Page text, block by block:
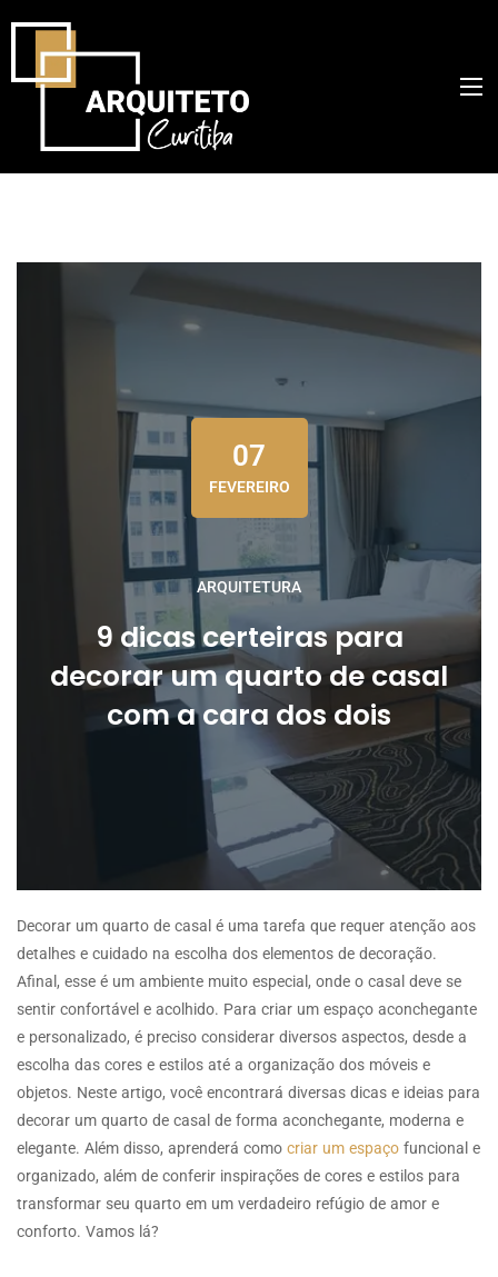
07
FEVEREIRO
ARQUITETURA
9 dicas certeiras para
decorar um quarto de casal
com a cara dos dois
Decorar um quarto de casal é uma tarefa que requer atenção aos
detalhes e cuidado na escolha dos elementos de decoração.
Afinal, esse é um ambiente muito especial, onde o casal deve se
sentir confortável e acolhido. Para criar um espaço aconchegante
e personalizado, é preciso considerar diversos aspectos, desde a
escolha das cores e estilos até a organização dos móveis e
objetos. Neste artigo, você encontrará diversas dicas e ideias para
decorar um quarto de casal de forma aconchegante, moderna e
elegante. Além disso, aprenderá como criar um espaço funcional e
organizado, além de conferir inspirações de cores e estilos para
transformar seu quarto em um verdadeiro refúgio de amor e
conforto. Vamos lá?